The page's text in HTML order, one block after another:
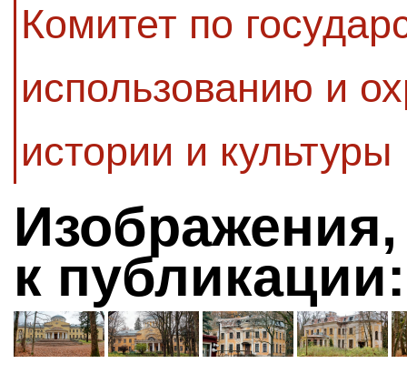
Комитет по
использованию и
истории и культуры
к публикации: